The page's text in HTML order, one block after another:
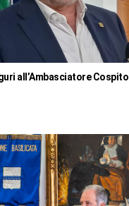
all’Ambasciatore Cospito